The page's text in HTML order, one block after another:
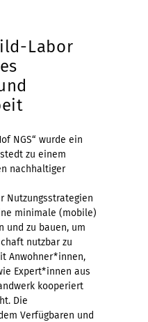
Labor
NGS“ wurde ein
zu einem
nachhaltiger
Nutzungsstrategien
minimale (mobile)
und zu bauen, um
nutzbar zu
Anwohner*innen,
Expert*innen aus
kooperiert
Die
Verfügbaren und